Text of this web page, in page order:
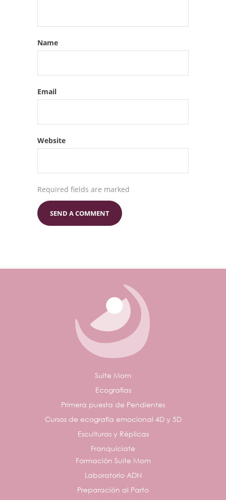
Name
Email
Website
Required fields are marked
Suite Mom
Ecografías
Primera puesta de Pendientes
Cursos de ecografía emocional 4D y 5D
Esculturas y Réplicas
Franquíciate
Formación Suite Mom
Laboratorio ADN
Preparación al Parto